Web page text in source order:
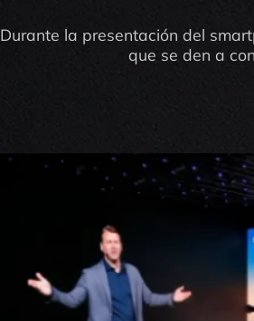
Durante la presentación del
que se den a